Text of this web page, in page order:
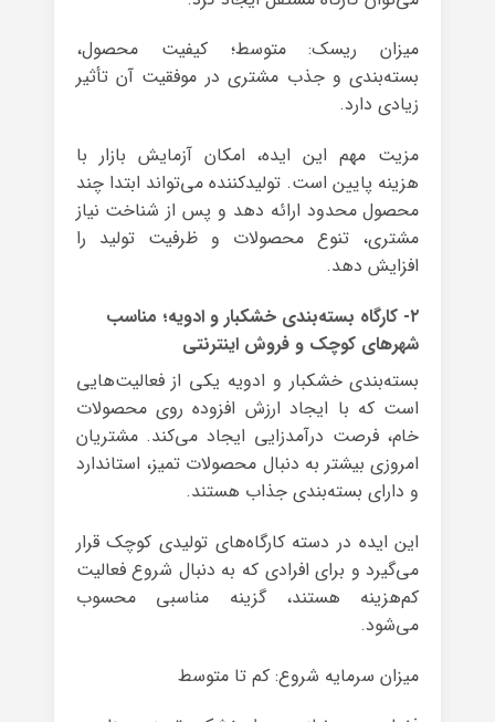
میزان ریسک: متوسط؛ کیفیت محصول،
بسته‌بندی و جذب مشتری در موفقیت آن تأثیر
زیادی دارد.
مزیت مهم این ایده، امکان آزمایش بازار با
هزینه پایین است. تولیدکننده می‌تواند ابتدا چند
محصول محدود ارائه دهد و پس از شناخت نیاز
مشتری، تنوع محصولات و ظرفیت تولید را
افزایش دهد.
۲- کارگاه بسته‌بندی خشکبار و ادویه؛ مناسب
شهرهای کوچک و فروش اینترنتی
بسته‌بندی خشکبار و ادویه یکی از فعالیت‌هایی
است که با ایجاد ارزش افزوده روی محصولات
خام، فرصت درآمدزایی ایجاد می‌کند. مشتریان
امروزی بیشتر به دنبال محصولات تمیز، استاندارد
و دارای بسته‌بندی جذاب هستند.
این ایده در دسته کارگاه‌های تولیدی کوچک قرار
می‌گیرد و برای افرادی که به دنبال شروع فعالیت
کم‌هزینه هستند، گزینه مناسبی محسوب
می‌شود.
میزان سرمایه شروع: کم تا متوسط